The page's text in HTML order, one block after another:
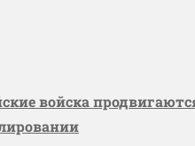
войска